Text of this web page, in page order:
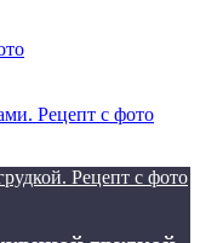
Рецепт с фото
Рецепт с фото